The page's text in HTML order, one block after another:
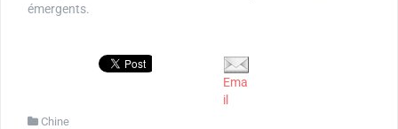
émergents.
Ema
il
Chine